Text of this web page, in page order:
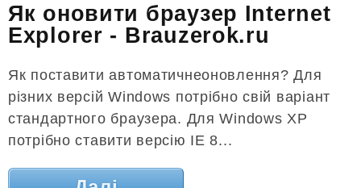
Як оновити браузер Internet
Explorer - Brauzerok.ru
Як поставити автоматичнеоновлення? Для
різних версій Windows потрібно свій варіант
стандартного браузера. Для Windows XP
потрібно ставити версію IE 8...